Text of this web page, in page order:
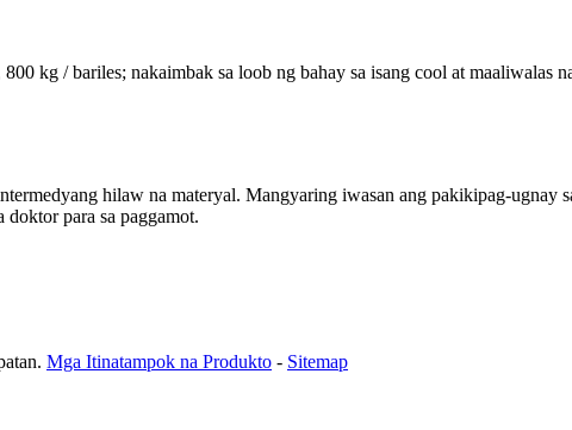
kg / bariles; nakaimbak sa loob ng bahay sa isang cool at maaliwalas
hilaw na materyal. Mangyaring iwasan ang pakikipag-ugnay
para sa paggamot.
Mga Itinatampok na Produkto - Sitemap